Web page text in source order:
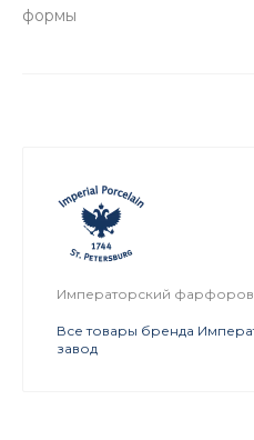
формы
Императорский
Все товары бренда
завод